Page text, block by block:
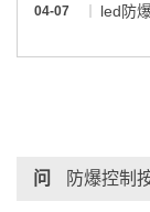
04-07 led防
问 防爆控制